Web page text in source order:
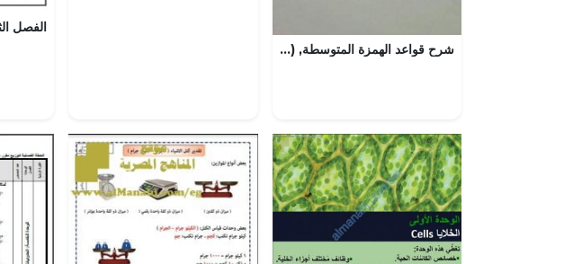
شرح قواعد الهمزة المتوسطة, (لغة عربية) الخامس